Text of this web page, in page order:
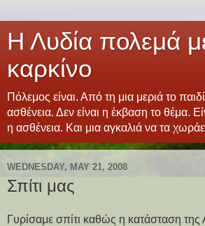
Η Λυδία πολεμά
καρκίνο
Πόλεμος είναι. Από τη μια μεριά το
ασθένεια. Δεν είναι η έκβαση το θέμα.
η ασθένεια. Και μια αγκαλιά να τα
WEDNESDAY, MAY 21, 2008
Σπίτι μας
Γυρίσαμε σπίτι καθώς η κατάσταση της